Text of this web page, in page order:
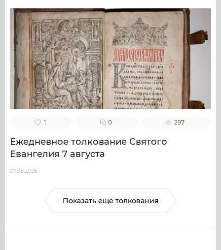
1 0 297
Ежедневное толкование Святого
Евангелия 7 августа
07.08.2026
Показать ещё толкования